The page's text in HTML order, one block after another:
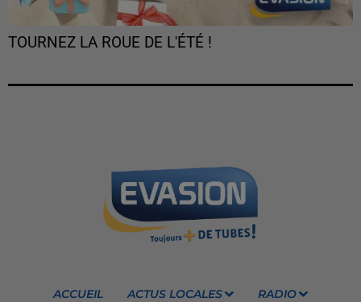
TOURNEZ LA ROUE DE L'ÉTÉ !
ACCUEIL ACTUS LOCALES RADIO